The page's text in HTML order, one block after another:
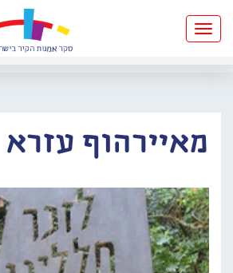
Toggle
navigation
מאיירהוף עזרא